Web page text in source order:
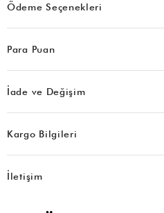
Ödeme Seçenekleri
Para Puan
İade ve Değişim
Kargo Bilgileri
İletişim